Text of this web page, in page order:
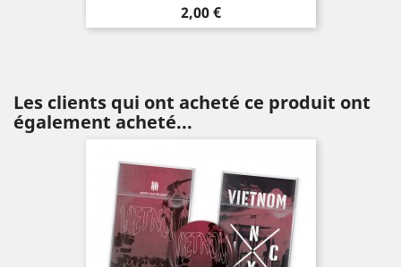
Prix
2,00 €
Les clients qui ont acheté ce produit ont
également acheté...